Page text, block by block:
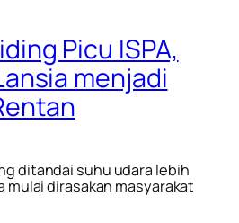
Picu ISPA,
menjadi
ditandai suhu udara lebih
mulai dirasakan masyarakat